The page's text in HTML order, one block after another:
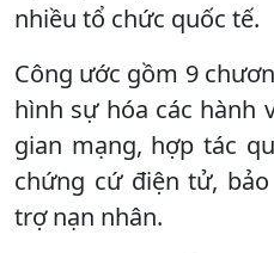
nhiều tổ chức quốc tế.
Công ước gồm 9
hình sự hóa các hành
gian mạng, hợp tác
chứng cứ điện tử,
trợ nạn nhân.